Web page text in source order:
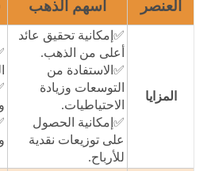
العنصر أسهم الذهب
المزايا
✅إمكانية تحقيق عائد
أعلى من الذهب.
✅الاستفادة من
التوسعات وزيادة
الاحتياطيات.
✅إمكانية الحصول
على توزيعات نقدية
للأرباح.